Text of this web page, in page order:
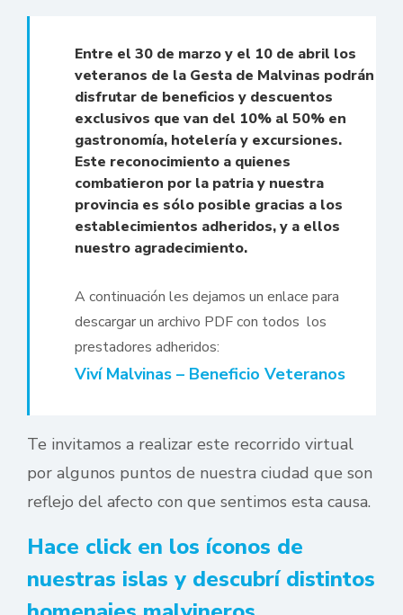
Entre el 30 de marzo y el 10 de abril los
veteranos de la Gesta de Malvinas podrán
disfrutar de beneficios y descuentos
exclusivos que van del 10% al 50% en
gastronomía, hotelería y excursiones.
Este reconocimiento a quienes
combatieron por la patria y nuestra
provincia es sólo posible gracias a los
establecimientos adheridos, y a ellos
nuestro agradecimiento.
A continuación les dejamos un enlace para
descargar un archivo PDF con todos los
prestadores adheridos:
Viví Malvinas – Beneficio Veteranos
Te invitamos a realizar este recorrido virtual
por algunos puntos de nuestra ciudad que son
reflejo del afecto con que sentimos esta causa.
Hace click en los íconos de
nuestras islas y descubrí distintos